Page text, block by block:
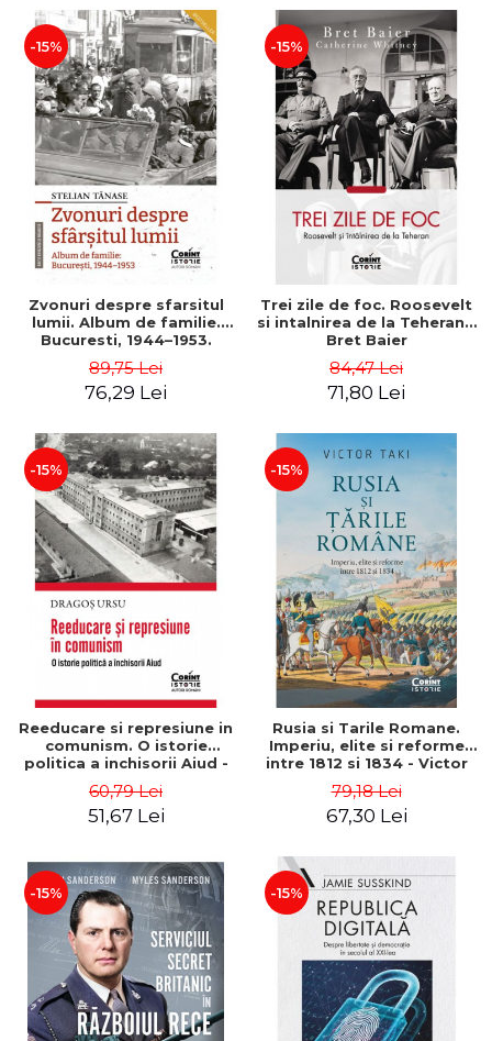
-15%
Zvonuri despre sfarsitul
lumii. Album de familie.
Bucuresti, 1944–1953.
Tanase
89,75 Lei
76,29 Lei
-15%
Trei zile de foc. Roosevelt
si intalnirea de la Teheran -
Bret Baier
84,47 Lei
71,80 Lei
-15%
Reeducare si represiune in
comunism. O istorie
politica a inchisorii Aiud -
60,79 Lei
51,67 Lei
-15%
Rusia si Tarile Romane.
Imperiu, elite si reforme
intre 1812 si 1834 - Victor
79,18 Lei
67,30 Lei
-15% -15%